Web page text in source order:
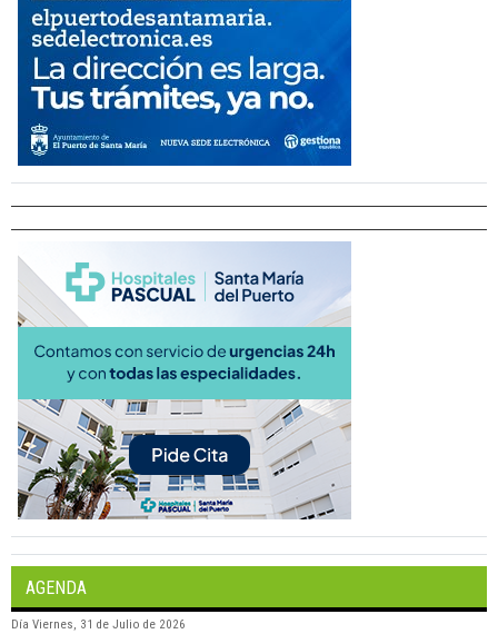
AGENDA
Día Viernes, 31 de Julio de 2026